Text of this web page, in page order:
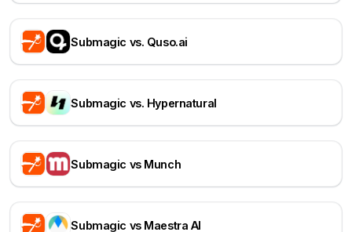
Submagic vs. Quso.ai
Submagic vs. Hypernatural
Submagic vs Munch
Submagic vs Maestra AI